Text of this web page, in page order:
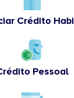
Crédito
Pessoal